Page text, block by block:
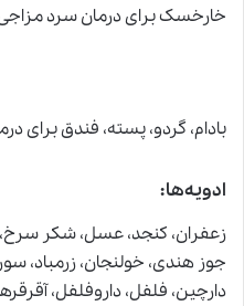
خارخسک برای درمان سرد
بادام، گردو، پسته، فندق
ادویه‌ها:
زعفران، كنجد، عسل، شکر
جوز هندى، خولنجان، زرمباد،
دارچین، فلفل، داروفلفل،